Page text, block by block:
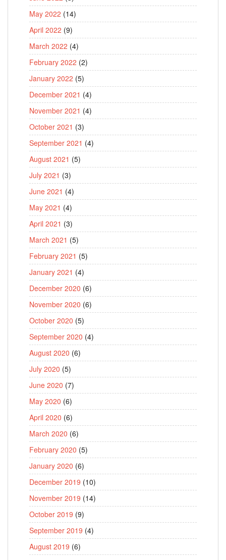
May 2022 (14)
April 2022 (9)
March 2022 (4)
February 2022 (2)
January 2022 (5)
December 2021 (4)
November 2021 (4)
October 2021 (3)
September 2021 (4)
August 2021 (5)
July 2021 (3)
June 2021 (4)
May 2021 (4)
April 2021 (3)
March 2021 (5)
February 2021 (5)
January 2021 (4)
December 2020 (6)
November 2020 (6)
October 2020 (5)
September 2020 (4)
August 2020 (6)
July 2020 (5)
June 2020 (7)
May 2020 (6)
April 2020 (6)
March 2020 (6)
February 2020 (5)
January 2020 (6)
December 2019 (10)
November 2019 (14)
October 2019 (9)
September 2019 (4)
August 2019 (6)